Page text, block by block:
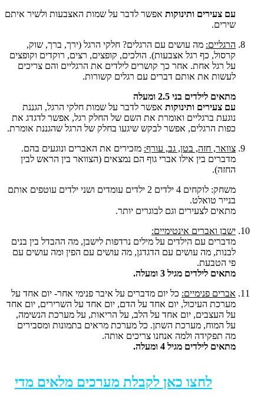
עם צעירים ותינוקות אפשר לדבר על שמות האצבעות ולשיר איתם
שירים.
הרגליים: מה עושים עם הרגלים? חלקי הרגל (ירך, ברך, שוק,
קרסול, כף רגל אצבעות). הולכים, קופצים, רצים, רוקדים וקופצים
על רגל אחת. אחר כך קושרים לילדים את הרגליים והם צריכים
לעשות את אותם דברים עם רגלים קשורות.
מתאים לילדים בני 2.5 ומעלה
עם צעירים ותינוקות אפשר לדבר על שמות חלקי הרגל, הגננת
נוגעת ברגליים ואומרת את השם של החלק רגל, אפשר לדגדג את
כפות הרגלים, אפשר לבקש שיגעו בחלק של הרגל שהגננת אומרת.
צוואר, חזה, בטן, גב, עורף: מזכירים את האברים ונוגעים בהם.
מדברים בין אילו אברי גוף הם נמצאים (הצוואר בין הראש לבין
החזה).
משחק: לוקחים 4 ילדים 2 ילדים עומדים ושני ילדים עוטפים אותם
בנייר טואלט.
מתאים לצעירים וגם לבוגרים יותר.
ישבן ואברים אינטימיים:
מדברים עם הילדים על מילים נרדפות לישבן, מה ההבדל בין בנים
לבנות, מה עושים עם הדגדגן, מה עושים עם הפין ומה עושים עם
פי הטבעת.
מתאים לילדים מגיל 3 ומעלה.
אברים פנימיים: כל יום מדברים על איבר פנימי אחר- יום אחד על
מערכת העיכול, יום אחד על הדם, יום אחד על השרירים, יום אחד
על העצבים, יום אחד על הלב, על הריאות, על מערכת הנשימה,
על המוח, מערכת השתן. כל מערכת מראים בתמונות ומסבירים
מה תפקידה ולמה אנחנו צריכים אותה.
מתאים לילדים מגיל 4 ומעלה.
לחצו כאן לקבלת מערכים מלאים מדי